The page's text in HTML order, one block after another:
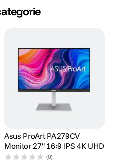
Asus ProArt PA279CV
Monitor 27" 16:9 IPS 4K UHD
(0)